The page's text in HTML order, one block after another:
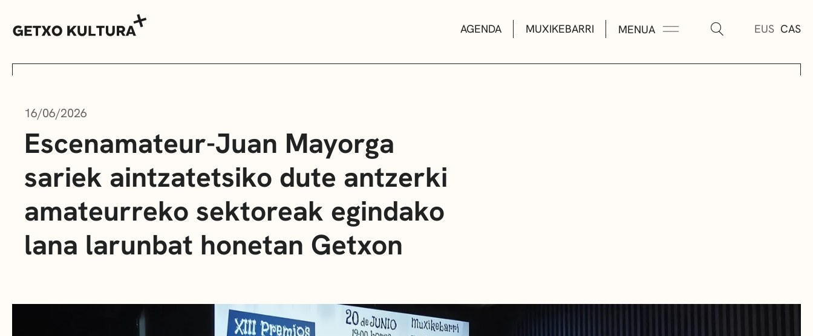
AGENDA MUXIKEBARRI MENUA EUS CAS
AGENDA
MUXIKEBARRI
KONTAKTUA
SARRERAK
KULTUR ETXEAK
LIBURUTEGIAK
MUSIKA ESKOLA
BERRIAK
16/06/2026
Escenamateur-Juan Mayorga
sariek aintzatetsiko dute antzerki
amateurreko sektoreak egindako
lana larunbat honetan Getxon